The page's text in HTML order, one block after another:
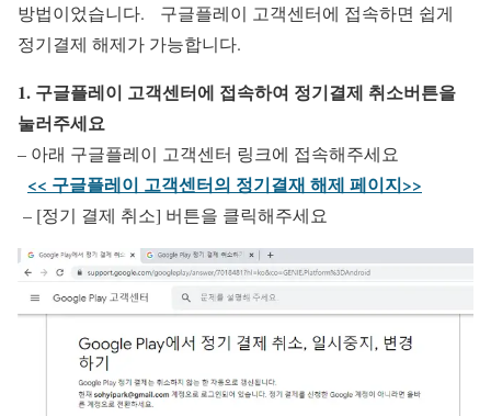
방법이었습니다. 구글플레이 고객센터에 접속하면 쉽게
정기결제 해제가 가능합니다.
1. 구글플레이 고객센터에 접속하여 정기결제 취소버튼을
눌러주세요
– 아래 구글플레이 고객센터 링크에 접속해주세요
<< 구글플레이 고객센터의 정기결재 해제 페이지>>
– [정기 결제 취소] 버튼을 클릭해주세요